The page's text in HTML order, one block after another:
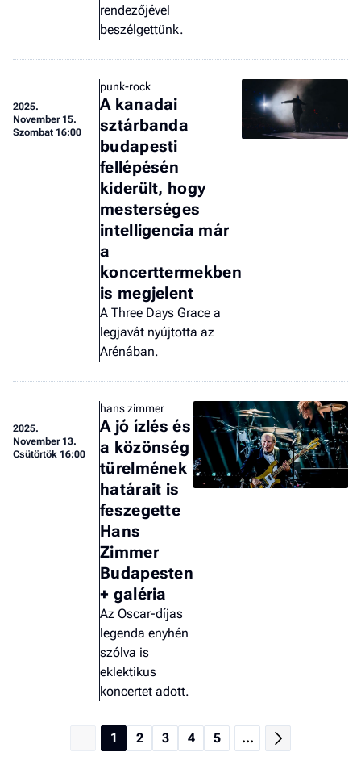
rendezőjével
beszélgettünk.
2025.
November 15.
Szombat 16:00
punk-rock
A kanadai
sztárbanda
budapesti
fellépésén
kiderült, hogy
mesterséges
intelligencia már
a
koncerttermekben
is megjelent
A Three Days Grace a
legjavát nyújtotta az
Arénában.
2025.
November 13.
Csütörtök 16:00
hans zimmer
A jó ízlés és
a közönség
türelmének
határait is
feszegette
Hans
Zimmer
Budapesten
+ galéria
Az Oscar-díjas
legenda enyhén
szólva is
eklektikus
koncertet adott.
1 2 3 4 5 ...